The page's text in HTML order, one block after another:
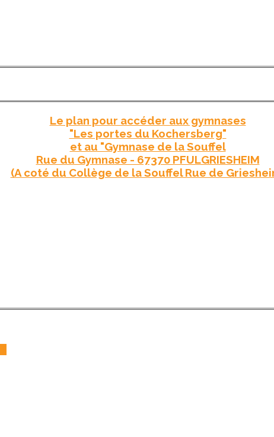
Le plan pour accéder aux gymnases
"Les portes du Kochersberg"
et au "Gymnase de la Souffel
Rue du Gymnase - 67370 PFULGRIESHEIM
(A coté du Collège de la Souffel Rue de